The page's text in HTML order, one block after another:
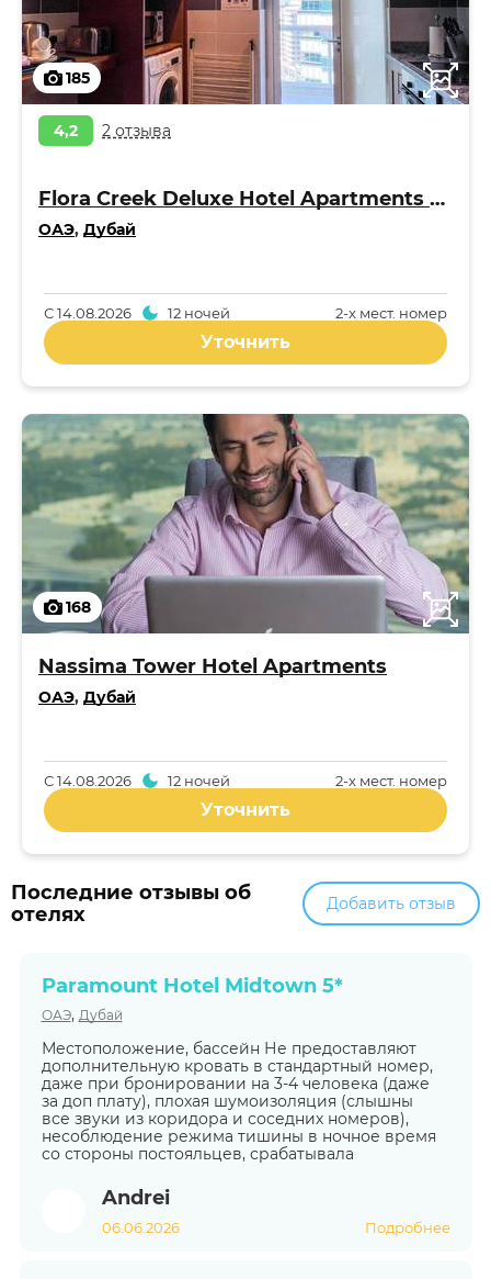
185
4,2 2 отзыва
Flora Creek Deluxe Hotel Apartments Apart 4*
ОАЭ, Дубай
2-x мест. номер
С14.08.2026 12 ночей
Уточнить
168
Nassima Tower Hotel Apartments
ОАЭ, Дубай
2-x мест. номер
С14.08.2026 12 ночей
Уточнить
Последние отзывы об
отелях
Добавить отзыв
Paramount Hotel Midtown 5*
ОАЭ, Дубай
Местоположение, бассейн Не предоставляют
дополнительную кровать в стандартный номер,
даже при бронировании на 3-4 человека (даже
за доп плату), плохая шумоизоляция (слышны
все звуки из коридора и соседних номеров),
несоблюдение режима тишины в ночное время
со стороны постояльцев, срабатывала
Andrei
06.06.2026 Подробнее